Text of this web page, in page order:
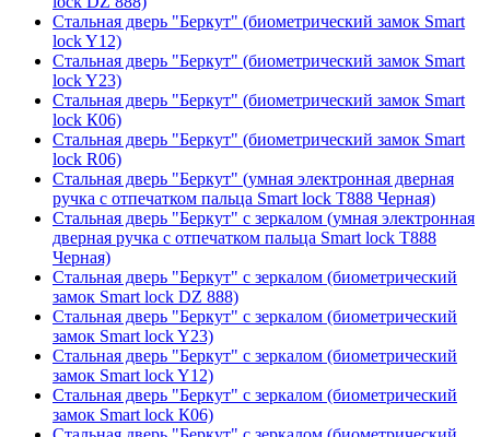
Стальная дверь "Беркут" (биометрический замок Smart
lock Y12)
Стальная дверь "Беркут" (биометрический замок Smart
lock Y23)
Стальная дверь "Беркут" (биометрический замок Smart
lock К06)
Стальная дверь "Беркут" (биометрический замок Smart
lock R06)
Стальная дверь "Беркут" (умная электронная дверная
ручка с отпечатком пальца Smart lock T888 Черная)
Стальная дверь "Беркут" с зеркалом (умная электронная
дверная ручка с отпечатком пальца Smart lock T888
Черная)
Стальная дверь "Беркут" с зеркалом (биометрический
замок Smart lock DZ 888)
Стальная дверь "Беркут" с зеркалом (биометрический
замок Smart lock Y23)
Стальная дверь "Беркут" с зеркалом (биометрический
замок Smart lock Y12)
Стальная дверь "Беркут" с зеркалом (биометрический
замок Smart lock К06)